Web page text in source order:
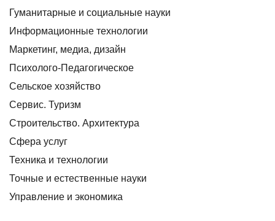
Гуманитарные и социальные науки
Информационные технологии
Маркетинг, медиа, дизайн
Психолого-Педагогическое
Сельское хозяйство
Сервис. Туризм
Строительство. Архитектура
Сфера услуг
Техника и технологии
Точные и естественные науки
Управление и экономика